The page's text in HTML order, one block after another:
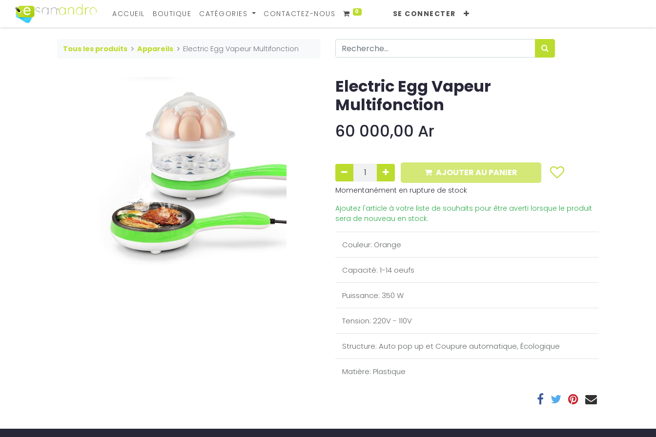
ACCUEIL BOUTIQUE CATÉGORIES CONTACTEZ-NOUS 0 SE CONNECTER
Tous les produits Appareils Electric Egg Vapeur Multifonction
Electric Egg Vapeur
Multifonction
60 000,00 Ar
AJOUTER AU PANIER
Momentanément en rupture de stock
Ajoutez l'article à votre liste de souhaits pour être averti lorsque le produit
sera de nouveau en stock.
Couleur: Orange
Capacité: 1-14 oeufs
Puissance: 350 W
Tension: 220V - 110V
Structure: Auto pop up et Coupure automatique, Écologique
Matière: Plastique